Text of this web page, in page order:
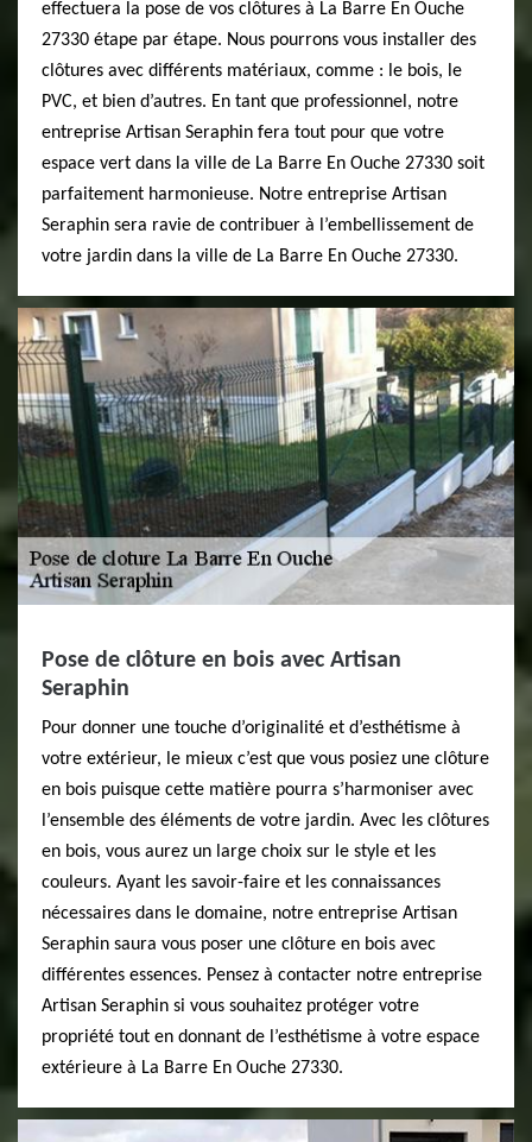
effectuera la pose de vos clôtures à La Barre En Ouche
27330 étape par étape. Nous pourrons vous installer des
clôtures avec différents matériaux, comme : le bois, le
PVC, et bien d’autres. En tant que professionnel, notre
entreprise Artisan Seraphin fera tout pour que votre
espace vert dans la ville de La Barre En Ouche 27330 soit
parfaitement harmonieuse. Notre entreprise Artisan
Seraphin sera ravie de contribuer à l’embellissement de
votre jardin dans la ville de La Barre En Ouche 27330.
Pose de clôture en bois avec Artisan
Seraphin
Pour donner une touche d’originalité et d’esthétisme à
votre extérieur, le mieux c’est que vous posiez une clôture
en bois puisque cette matière pourra s’harmoniser avec
l’ensemble des éléments de votre jardin. Avec les clôtures
en bois, vous aurez un large choix sur le style et les
couleurs. Ayant les savoir-faire et les connaissances
nécessaires dans le domaine, notre entreprise Artisan
Seraphin saura vous poser une clôture en bois avec
différentes essences. Pensez à contacter notre entreprise
Artisan Seraphin si vous souhaitez protéger votre
propriété tout en donnant de l’esthétisme à votre espace
extérieure à La Barre En Ouche 27330.